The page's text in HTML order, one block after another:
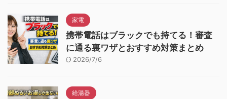
家電
携帯電話はブラックでも持てる！審査
に通る裏ワザとおすすめ対策まとめ
2026/7/6
給湯器